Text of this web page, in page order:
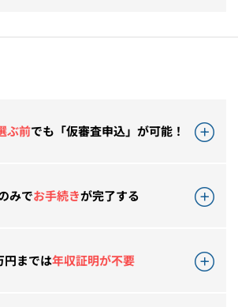
ぶ前でも「仮審査申込」が可能！
みでお手続きが完了する
円までは年収証明が不要